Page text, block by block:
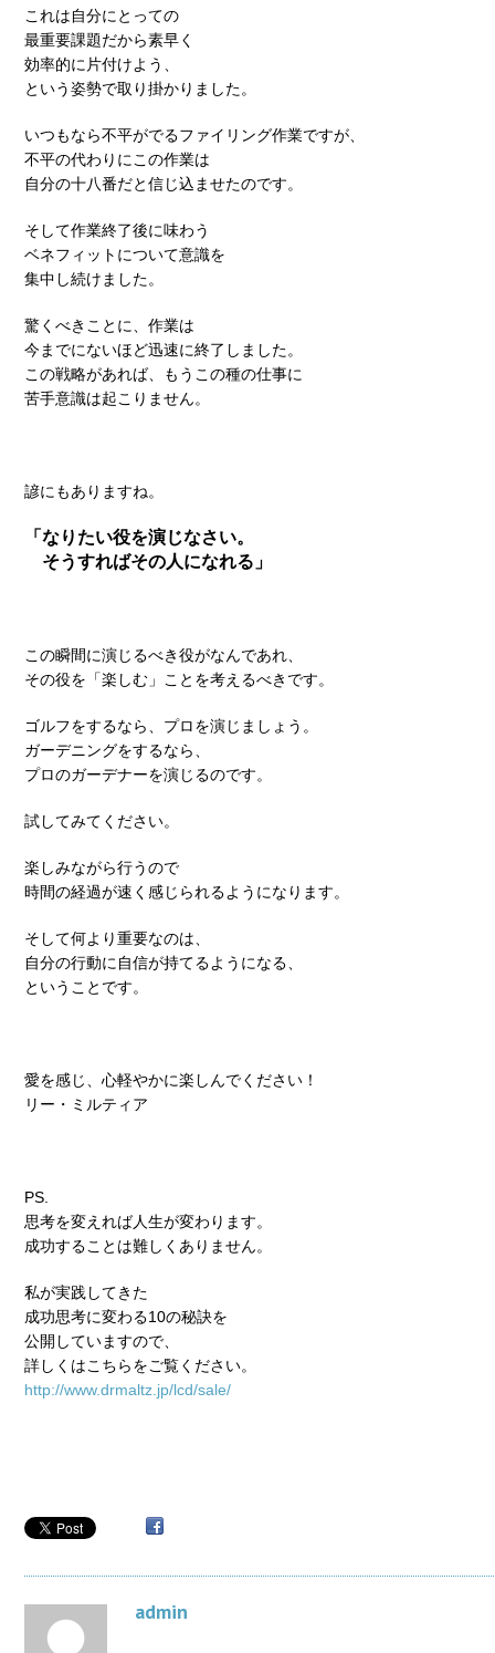
これは自分にとっての
最重要課題だから素早く
効率的に片付けよう、
という姿勢で取り掛かりました。
いつもなら不平がでるファイリング作業ですが、
不平の代わりにこの作業は
自分の十八番だと信じ込ませたのです。
そして作業終了後に味わう
ベネフィットについて意識を
集中し続けました。
驚くべきことに、作業は
今までにないほど迅速に終了しました。
この戦略があれば、もうこの種の仕事に
苦手意識は起こりません。
諺にもありますね。
「なりたい役を演じなさい。
そうすればその人になれる」
この瞬間に演じるべき役がなんであれ、
その役を「楽しむ」ことを考えるべきです。
ゴルフをするなら、プロを演じましょう。
ガーデニングをするなら、
プロのガーデナーを演じるのです。
試してみてください。
楽しみながら行うので
時間の経過が速く感じられるようになります。
そして何より重要なのは、
自分の行動に自信が持てるようになる、
ということです。
愛を感じ、心軽やかに楽しんでください！
リー・ミルティア
PS.
思考を変えれば人生が変わります。
成功することは難しくありません。
私が実践してきた
成功思考に変わる10の秘訣を
公開していますので、
詳しくはこちらをご覧ください。
http://www.drmaltz.jp/lcd/sale/
admin